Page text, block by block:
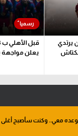
يرتدي
يعلن مواجهة
بوعده معي.. وكنت سأصبح